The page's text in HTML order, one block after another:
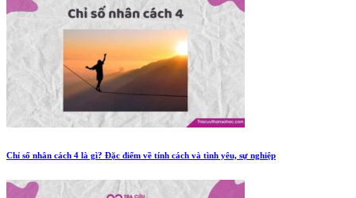
Chỉ số nhân cách 4 là gì? Đặc điểm về tính cách và tình yêu, sự nghiệp